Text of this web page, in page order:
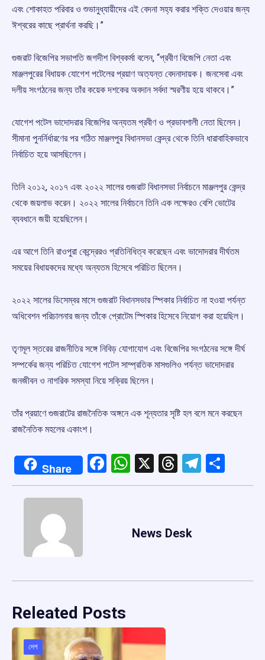
এবং শোকাহত পরিবার ও শুভানুধ্যায়ীদের এই বেদনা সহ্য করার শক্তি দেওয়ার জন্য
ঈশ্বরের কাছে প্রার্থনা করছি।”
গুজরাট বিজেপির সভাপতি জগদীশ বিশ্বকর্মা বলেন, “প্রবীণ বিজেপি নেতা এবং
মাঞ্জলপুরের বিধায়ক যোগেশ পটেলের প্রয়াণ অত্যন্ত বেদনাদায়ক। জনসেবা এবং
দলীয় সংগঠনের জন্য তাঁর কয়েক দশকের অবদান সর্বদা স্মরণীয় হয়ে থাকবে।”
যোগেশ পটেল ভাদোদরার বিজেপির অন্যতম প্রবীণ ও প্রভাবশালী নেতা ছিলেন।
সীমানা পুনর্নির্ধারণের পর গঠিত মাঞ্জলপুর বিধানসভা কেন্দ্র থেকে তিনি ধারাবাহিকভাবে
নির্বাচিত হয়ে আসছিলেন।
তিনি ২০১২, ২০১৭ এবং ২০২২ সালের গুজরাট বিধানসভা নির্বাচনে মাঞ্জলপুর কেন্দ্র
থেকে জয়লাভ করেন। ২০২২ সালের নির্বাচনে তিনি এক লক্ষেরও বেশি ভোটের
ব্যবধানে জয়ী হয়েছিলেন।
এর আগে তিনি রাওপুরা কেন্দ্রেরও প্রতিনিধিত্ব করেছেন এবং ভাদোদরার দীর্ঘতম
সময়ের বিধায়কদের মধ্যে অন্যতম হিসেবে পরিচিত ছিলেন।
২০২২ সালের ডিসেম্বর মাসে গুজরাট বিধানসভার স্পিকার নির্বাচিত না হওয়া পর্যন্ত
অধিবেশন পরিচালনার জন্য তাঁকে প্রোটেম স্পিকার হিসেবে নিয়োগ করা হয়েছিল।
তৃণমূল স্তরের রাজনীতির সঙ্গে নিবিড় যোগাযোগ এবং বিজেপির সংগঠনের সঙ্গে দীর্ঘ
সম্পর্কের জন্য পরিচিত যোগেশ পটেল সাম্প্রতিক মাসগুলিও পর্যন্ত ভাদোদরার
জনজীবন ও নাগরিক সমস্যা নিয়ে সক্রিয় ছিলেন।
তাঁর প্রয়াণে গুজরাটের রাজনৈতিক অঙ্গনে এক শূন্যতার সৃষ্টি হল বলে মনে করছেন
রাজনৈতিক মহলের একাংশ।
Share Facebook
WhatsApp
X Threads
News Desk
Releated Posts
দেশ